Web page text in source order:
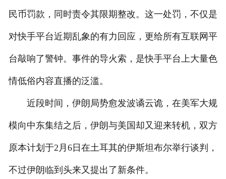
民币罚款，同时责令其限期整改。这一处罚，不仅是
对快手平台近期乱象的有力回应，更给所有互联网平
台敲响了警钟。事件的导火索，是快手平台上大量色
情低俗内容直播的泛滥。
近段时间，伊朗局势愈发波谲云诡，在美军大规
模向中东集结之后，伊朗与美国却又迎来转机，双方
原本计划于2月6日在土耳其的伊斯坦布尔举行谈判，
不过伊朗临到头来又提出了新条件。